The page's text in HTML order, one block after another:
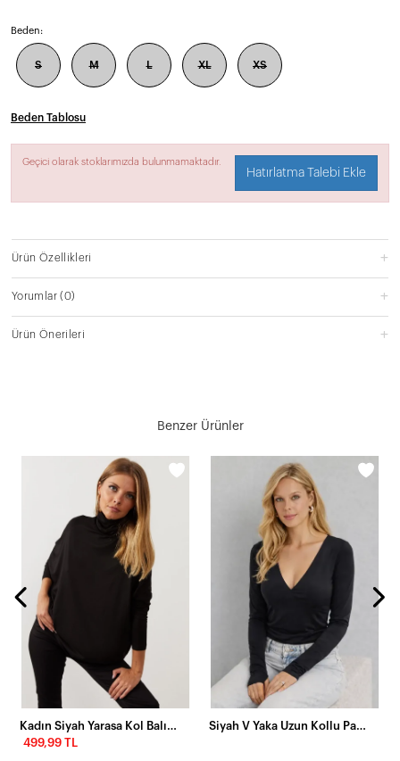
Beden:
S M L XL XS
Beden Tablosu
Geçici olarak stoklarımızda bulunmamaktadır.
Hatırlatma Talebi Ekle
Ürün Özellikleri
Yorumlar(0)
Ürün Önerileri
Benzer Ürünler
499,99 TL